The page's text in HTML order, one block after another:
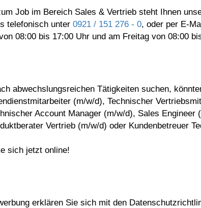
Job im Bereich Sales & Vertrieb steht Ihnen
telefonisch unter 0921 / 151 276 - 0, oder per E-
08:00 bis 17:00 Uhr und am Freitag von 08:00
abwechslungsreichen Tätigkeiten suchen,
(m/w/d), Technischer
Account Manager (m/w/d), Sales Engineer
Vertrieb (m/w/d) oder Kundenbetreuer
sich jetzt online!
erklären Sie sich mit den